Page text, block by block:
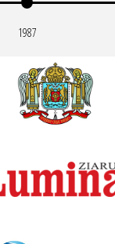
1987